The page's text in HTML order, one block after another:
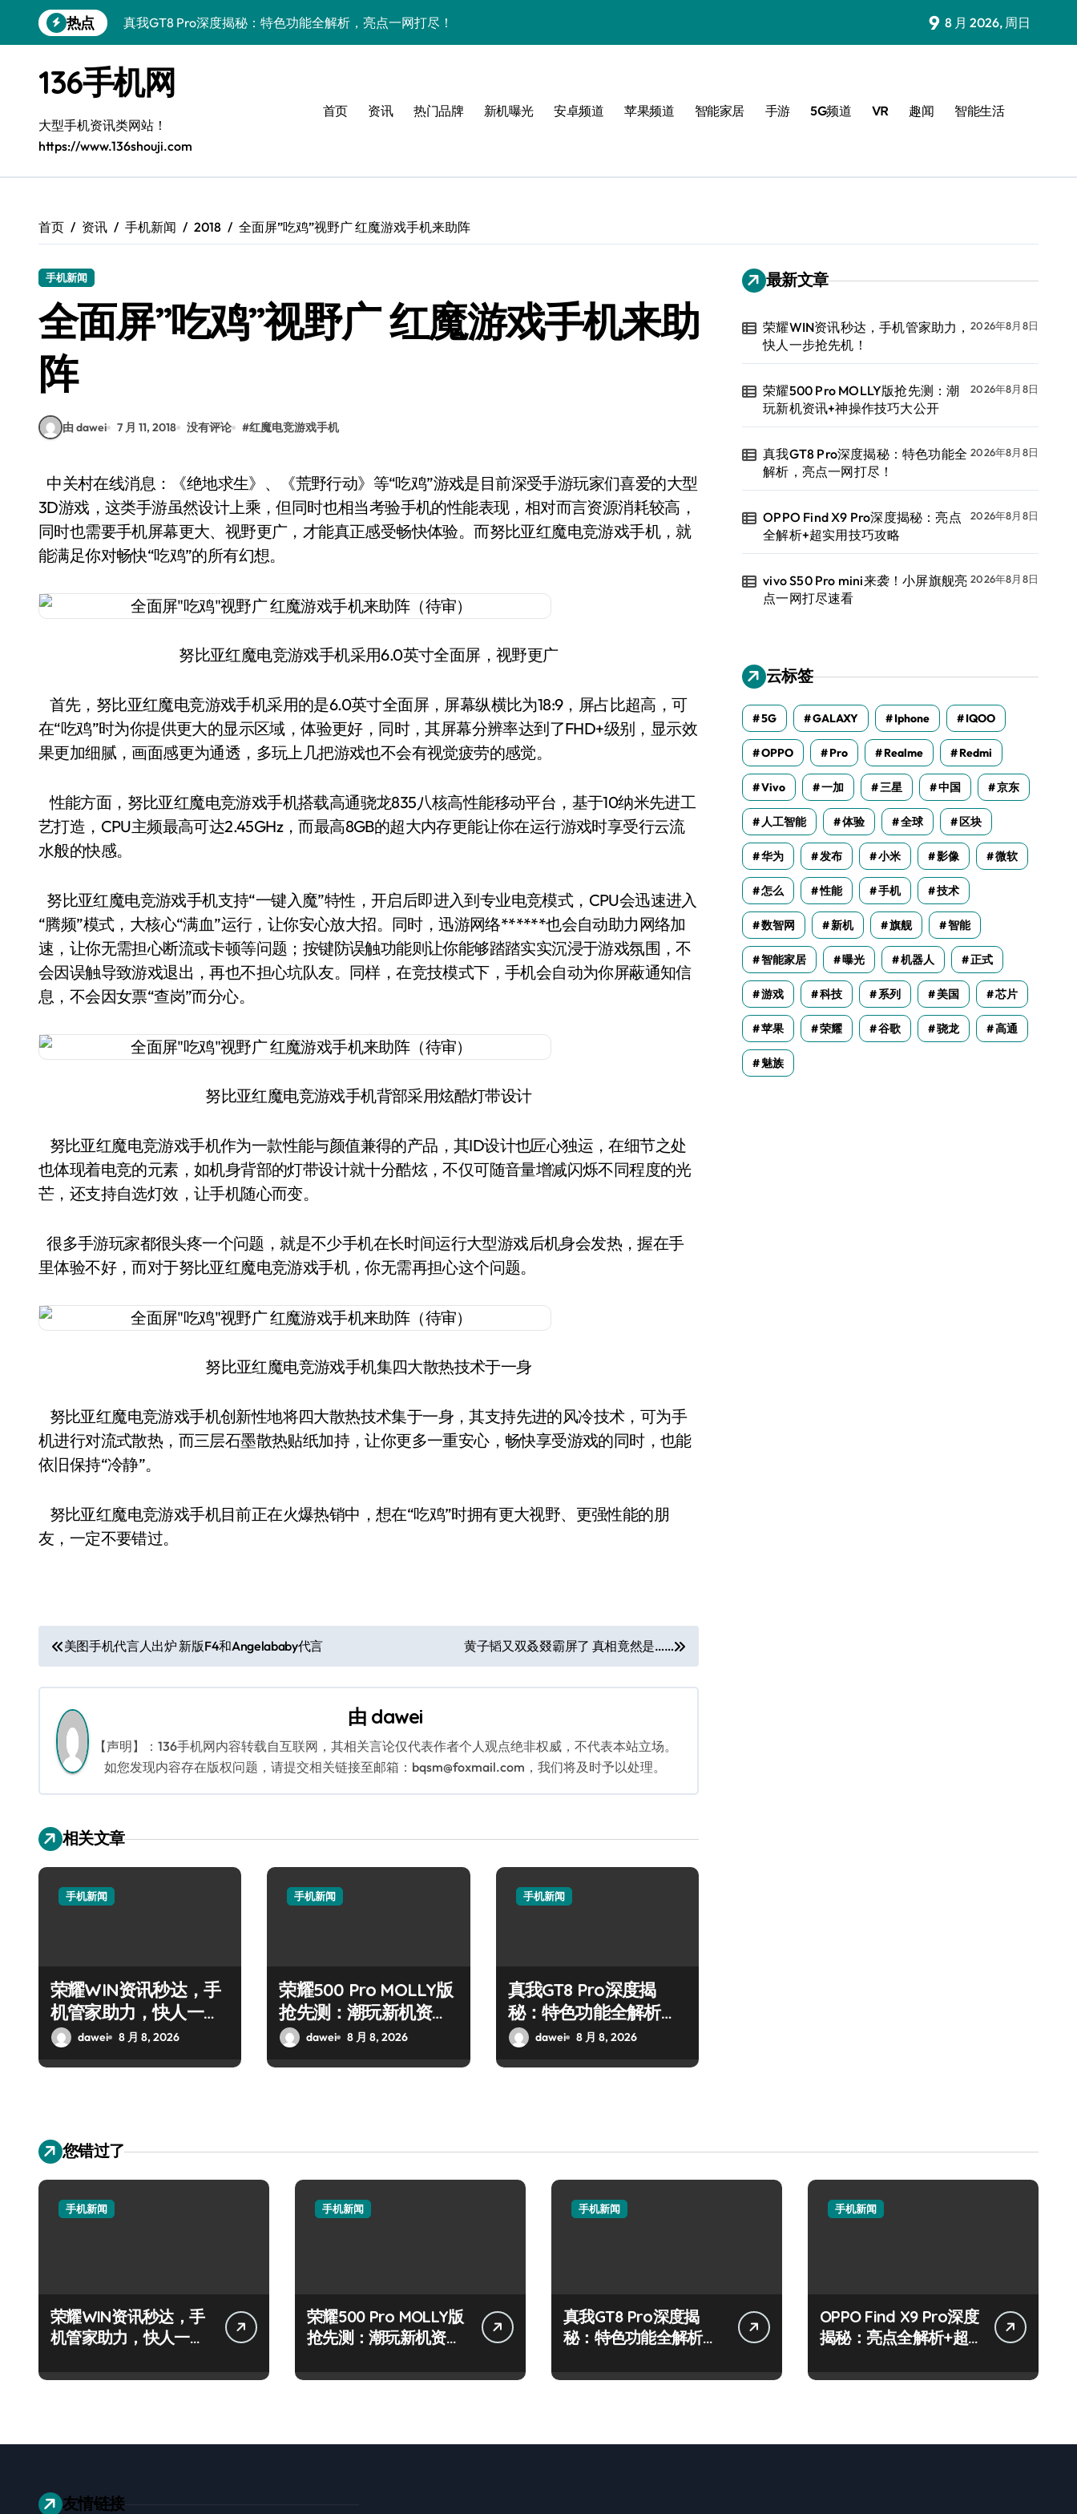
到
热点
真我GT8 Pro深度揭秘：特色功能全解析，亮点一网打尽！
vivo S50 Pro mini来袭！小屏旗舰亮点一网打尽速看
REDMI K90深度揭秘：性能影像续航，亮点配置全曝光！
华为nova 15 Ultra新功能解锁，速览优惠别错过！
荣耀ROBOT PHONE驾到，智能掌控，资讯生活一手全抓！
iPhone 17e重磅来袭！深度揭秘性能配置升级全亮点
9 8 月 2026, 周日
136手机网
大型手机资讯类网站！
https://www.136shouji.com
首页 资讯 热门品牌 新机曝光 安卓频道 苹果频道 智能家居 手游 5G频道 VR 趣闻 智能生活
首页 资讯 手机新闻 2018 全面屏”吃鸡”视野广 红魔游戏手机来助阵
手机新闻
全面屏”吃鸡”视野广 红魔游戏手机来助
阵
由 dawei 7 月 11, 2018 没有评论 #红魔电竞游戏手机
中关村在线消息：《绝地求生》、《荒野行动》等“吃鸡”游戏是目前深受手游玩家们喜爱的大型
3D游戏，这类手游虽然设计上乘，但同时也相当考验手机的性能表现，相对而言资源消耗较高，
同时也需要手机屏幕更大、视野更广，才能真正感受畅快体验。而努比亚红魔电竞游戏手机，就
能满足你对畅快“吃鸡”的所有幻想。
努比亚红魔电竞游戏手机采用6.0英寸全面屏，视野更广
首先，努比亚红魔电竞游戏手机采用的是6.0英寸全面屏，屏幕纵横比为18:9，屏占比超高，可
在“吃鸡”时为你提供更大的显示区域，体验更好，同时，其屏幕分辨率达到了FHD+级别，显示效
果更加细腻，画面感更为通透，多玩上几把游戏也不会有视觉疲劳的感觉。
性能方面，努比亚红魔电竞游戏手机搭载高通骁龙835八核高性能移动平台，基于10纳米先进工
艺打造，CPU主频最高可达2.45GHz，而最高8GB的超大内存更能让你在运行游戏时享受行云流
水般的快感。
努比亚红魔电竞游戏手机支持“一键入魔”特性，开启后即进入到专业电竞模式，CPU会迅速进入
“腾频”模式，大核心“满血”运行，让你安心放大招。同时，迅游网络******也会自动助力网络加
速，让你无需担心断流或卡顿等问题；按键防误触功能则让你能够踏踏实实沉浸于游戏氛围，不
会因误触导致游戏退出，再也不担心坑队友。同样，在竞技模式下，手机会自动为你屏蔽通知信
息，不会因女票“查岗”而分心。
努比亚红魔电竞游戏手机背部采用炫酷灯带设计
努比亚红魔电竞游戏手机作为一款性能与颜值兼得的产品，其ID设计也匠心独运，在细节之处
也体现着电竞的元素，如机身背部的灯带设计就十分酷炫，不仅可随音量增减闪烁不同程度的光
芒，还支持自选灯效，让手机随心而变。
很多手游玩家都很头疼一个问题，就是不少手机在长时间运行大型游戏后机身会发热，握在手
里体验不好，而对于努比亚红魔电竞游戏手机，你无需再担心这个问题。
努比亚红魔电竞游戏手机集四大散热技术于一身
努比亚红魔电竞游戏手机创新性地将四大散热技术集于一身，其支持先进的风冷技术，可为手
机进行对流式散热，而三层石墨散热贴纸加持，让你更多一重安心，畅快享受游戏的同时，也能
依旧保持“冷静”。
努比亚红魔电竞游戏手机目前正在火爆热销中，想在“吃鸡”时拥有更大视野、更强性能的朋
友，一定不要错过。
文
章
导
航
美图手机代言人出炉 新版F4和Angelababy代言 黄子韬又双叒叕霸屏了 真相竟然是……
由 dawei
【声明】：136手机网内容转载自互联网，其相关言论仅代表作者个人观点绝非权威，不代表本站立场。
如您发现内容存在版权问题，请提交相关链接至邮箱：bqsm@foxmail.com，我们将及时予以处理。
相关文章
手机新闻
荣耀WIN资讯秒达，手
机管家助力，快人一步
抢先机！
dawei 8 月 8, 2026
手机新闻
荣耀500 Pro MOLLY版
抢先测：潮玩新机资讯
+神操作技巧大公开
dawei 8 月 8, 2026
手机新闻
真我GT8 Pro深度揭
秘：特色功能全解析，
亮点一网打尽！
dawei 8 月 8, 2026
最新文章
荣耀WIN资讯秒达，手机管家助力，
快人一步抢先机！
2026年8月8日
荣耀500 Pro MOLLY版抢先测：潮
玩新机资讯+神操作技巧大公开
2026年8月8日
真我GT8 Pro深度揭秘：特色功能全
解析，亮点一网打尽！
2026年8月8日
OPPO Find X9 Pro深度揭秘：亮点
全解析+超实用技巧攻略
2026年8月8日
vivo S50 Pro mini来袭！小屏旗舰亮
点一网打尽速看
2026年8月8日
云标签
5G GALAXY Iphone IQOO
OPPO Pro Realme Redmi
Vivo 一加 三星 中国 京东
人工智能 体验 全球 区块
华为 发布 小米 影像 微软
怎么 性能 手机 技术
数智网 新机 旗舰 智能
智能家居 曝光 机器人 正式
游戏 科技 系列 美国 芯片
苹果 荣耀 谷歌 骁龙 高通
魅族
您错过了
手机新闻
荣耀WIN资讯秒达，手
机管家助力，快人一步
手机新闻
荣耀500 Pro MOLLY版
抢先测：潮玩新机资讯
手机新闻
真我GT8 Pro深度揭
秘：特色功能全解析，
手机新闻
OPPO Find X9 Pro深度
揭秘：亮点全解析+超
友情链接